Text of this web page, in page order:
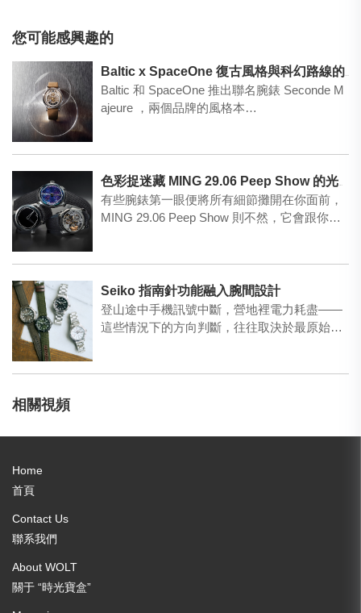
您可能感興趣的
Baltic 和 SpaceOne 推出聯名腕錶 Seconde M
ajeure ，兩個品牌的風格本…
有些腕錶第一眼便將所有細節攤開在你面前，
MING 29.06 Peep Show 則不然，它會跟你
Seiko 指南針功能融入腕間設計
登山途中手機訊號中斷，營地裡電力耗盡——
這些情況下的方向判斷，往往取決於最原始的
相關視頻
Home
首頁
Contact Us
聯系我們
About WOLT
關于 “時光寶盒”